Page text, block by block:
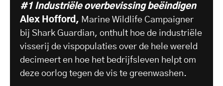
#1 Industriële overbevissing beëindigen
Alex Hofford, Marine Wildlife Campaigner
bij Shark Guardian, onthult hoe de industriële
visserij de vispopulaties over de hele wereld
decimeert en hoe het bedrijfsleven helpt om
deze oorlog tegen de vis te greenwashen.